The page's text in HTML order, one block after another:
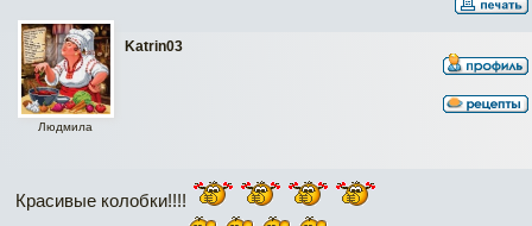
Katrin03
Людмила
Красивые колобки!!!!